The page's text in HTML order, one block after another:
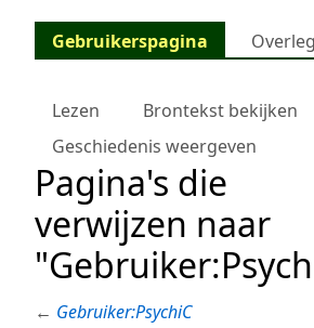
Gebruikerspagina
Overleg
Lezen
Brontekst bekijken
Geschiedenis weergeven
Pagina's die
verwijzen naar
← Gebruiker:PsychiC